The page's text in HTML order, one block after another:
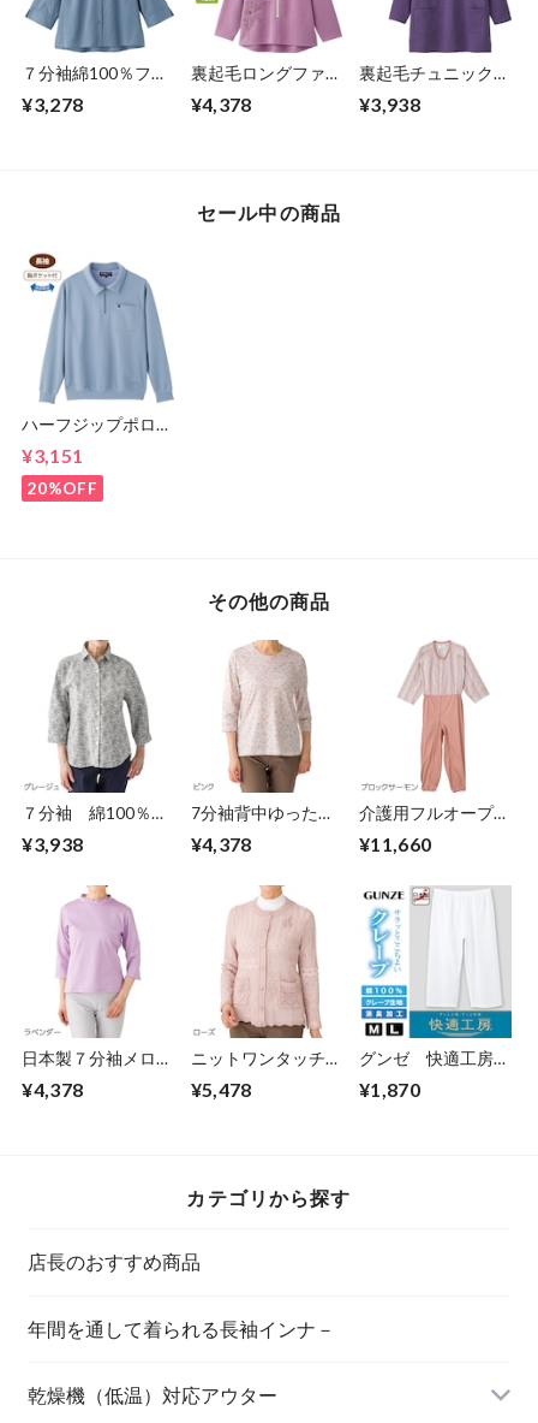
７分袖綿100％フリ
ルネックブラウス
（婦人）
¥3,278
裏起毛ロングファス
ナートレーナー（婦
人）
¥4,378
裏起毛チュニックト
レーナー①（婦人）
¥3,938
セール中の商品
ハーフジップポロ衿
¥3,151
20%OFF
その他の商品
７分袖 綿100％花
¥3,938
7分袖背中ゆったり
①（婦人）
¥4,378
介護用フルオープン
②(Ｍ～ＬＬ）
¥11,660
日本製７分袖メロー
人）
¥4,378
ニットワンタッチテ
ン（婦人）
¥5,478
グンゼ 快適工房
（前開き）
¥1,870
カテゴリから探す
店長のおすすめ商品
年間を通して着られる長袖インナ－
乾燥機（低温）対応アウター